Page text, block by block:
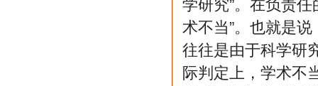
学研究”。在负责
术不当”。也就是
往往是由于科学研
际判定上，学术不